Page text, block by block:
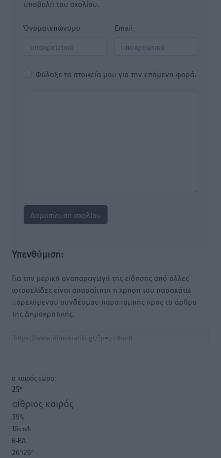
υποβολή του σχολίου.
Όνοματεπώνυμο Email
Φύλαξε τα στοιχεία μου για την επόμενη φορά.
Υπενθύμιση:
Για την μερική αναπαραγωγή της είδησης από άλλες
ιστοσελίδες είναι απαραίτητη η χρήση του παρακάτω
παρεχόμενου συνδέσμου παραπομπής προς το άρθρο
της Δημοκρατικής.
o καιρός τώρα:
25°
αίθριος καιρός
39%
16km/h
Β-ΒΔ
26°/26°